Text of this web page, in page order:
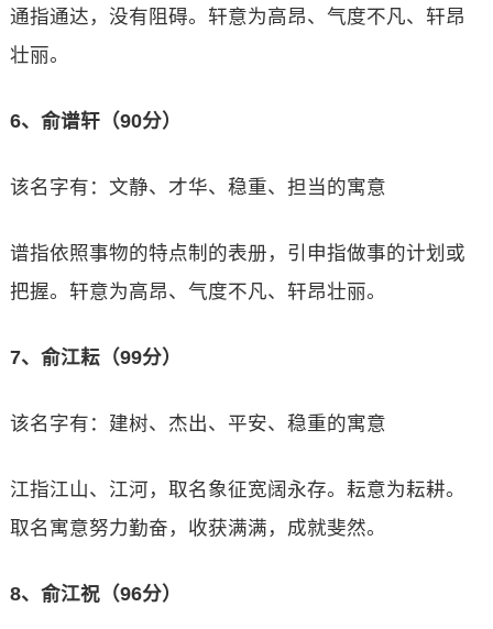
通指通达，没有阻碍。轩意为高昂、气度不凡、轩昂
壮丽。
6、俞谱轩（90分）
该名字有：文静、才华、稳重、担当的寓意
谱指依照事物的特点制的表册，引申指做事的计划或
把握。轩意为高昂、气度不凡、轩昂壮丽。
7、俞江耘（99分）
该名字有：建树、杰出、平安、稳重的寓意
江指江山、江河，取名象征宽阔永存。耘意为耘耕。
取名寓意努力勤奋，收获满满，成就斐然。
8、俞江祝（96分）